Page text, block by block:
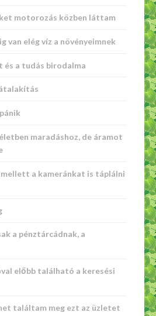
motorozás közben láttam
van elég víz a növényeimnek
és a tudás birodalma
maradáshoz, de áramot
mellett a kameránkat is táplálni
a pénztárcádnak, a
előbb található a keresési
találtam meg ezt az üzletet